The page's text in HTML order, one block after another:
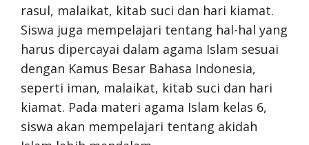
rasul, malaikat, kitab suci dan hari kiamat.
Siswa juga mempelajari tentang hal-hal yang
harus dipercayai dalam agama Islam sesuai
dengan Kamus Besar Bahasa Indonesia,
seperti iman, malaikat, kitab suci dan hari
kiamat. Pada materi agama Islam kelas 6,
siswa akan mempelajari tentang akidah